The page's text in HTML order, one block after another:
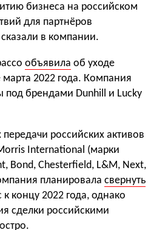
бизнеса на российском
для партнёров
в компании.
объявила об уходе
марта 2022 года. Компания
под брендами Dunhill и Lucky
передачи российских активов
International (марки
Bond, Chesterfield, L&M, Next,
планировала свернуть
концу 2022 года, однако
сделки российскими